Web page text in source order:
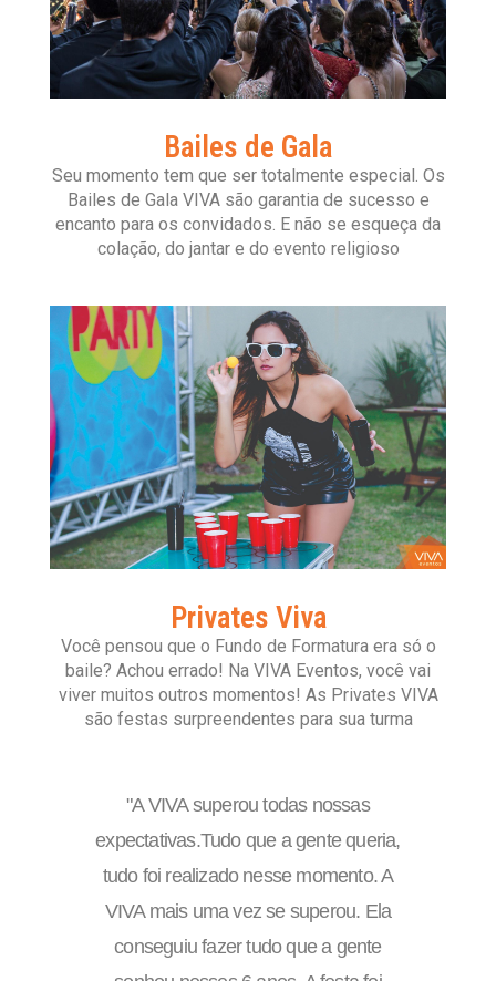
Bailes de Gala
Seu momento tem que ser totalmente especial. Os
Bailes de Gala VIVA são garantia de sucesso e
encanto para os convidados. E não se esqueça da
colação, do jantar e do evento religioso
Privates Viva
Você pensou que o Fundo de Formatura era só o
baile? Achou errado! Na VIVA Eventos, você vai
viver muitos outros momentos! As Privates VIVA
são festas surpreendentes para sua turma
"A VIVA superou todas nossas
expectativas.Tudo que a gente queria,
tudo foi realizado nesse momento. A
VIVA mais uma vez se superou. Ela
conseguiu fazer tudo que a gente